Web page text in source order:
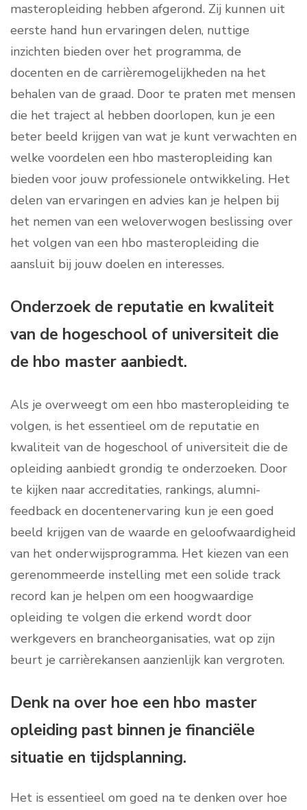
masteropleiding hebben afgerond. Zij kunnen uit
eerste hand hun ervaringen delen, nuttige
inzichten bieden over het programma, de
docenten en de carrièremogelijkheden na het
behalen van de graad. Door te praten met mensen
die het traject al hebben doorlopen, kun je een
beter beeld krijgen van wat je kunt verwachten en
welke voordelen een hbo masteropleiding kan
bieden voor jouw professionele ontwikkeling. Het
delen van ervaringen en advies kan je helpen bij
het nemen van een weloverwogen beslissing over
het volgen van een hbo masteropleiding die
aansluit bij jouw doelen en interesses.
Onderzoek de reputatie en kwaliteit
van de hogeschool of universiteit die
de hbo master aanbiedt.
Als je overweegt om een hbo masteropleiding te
volgen, is het essentieel om de reputatie en
kwaliteit van de hogeschool of universiteit die de
opleiding aanbiedt grondig te onderzoeken. Door
te kijken naar accreditaties, rankings, alumni-
feedback en docentenervaring kun je een goed
beeld krijgen van de waarde en geloofwaardigheid
van het onderwijsprogramma. Het kiezen van een
gerenommeerde instelling met een solide track
record kan je helpen om een hoogwaardige
opleiding te volgen die erkend wordt door
werkgevers en brancheorganisaties, wat op zijn
beurt je carrièrekansen aanzienlijk kan vergroten.
Denk na over hoe een hbo master
opleiding past binnen je financiële
situatie en tijdsplanning.
Het is essentieel om goed na te denken over hoe